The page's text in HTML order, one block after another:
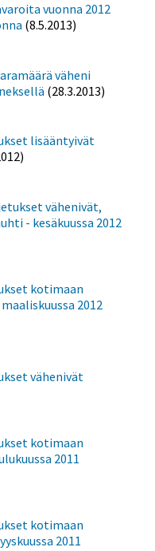
vuonna 2012
(8.5.2013)
väheni
(28.3.2013)
lisääntyivät
vähenivät,
- kesäkuussa 2012
kotimaan
2012
vähenivät
kotimaan
2011
kotimaan
2011